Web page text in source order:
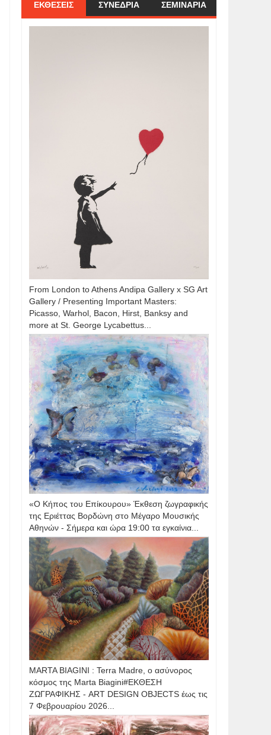
ΕΚΘΕΣΕΙΣ ΣΥΝΕΔΡΙΑ ΣΕΜΙΝΑΡΙΑ
From London to Athens Andipa Gallery x SG Art
Gallery / Presenting Important Masters:
Picasso, Warhol, Bacon, Hirst, Banksy and
more at St. George Lycabettus...
«Ο Κήπος του Επίκουρου» Έκθεση ζωγραφικής
της Εριέττας Βορδώνη στο Μέγαρο Μουσικής
Αθηνών - Σήμερα και ώρα 19:00 τα εγκαίνια...
MARTA BIAGINI : Terra Madre, ο ασύνορος
κόσμος της Marta Biagini#ΕΚΘΕΣΗ
ΖΩΓΡΑΦΙΚΗΣ - ART DESIGN OBJECTS έως τις
7 Φεβρουαρίου 2026...